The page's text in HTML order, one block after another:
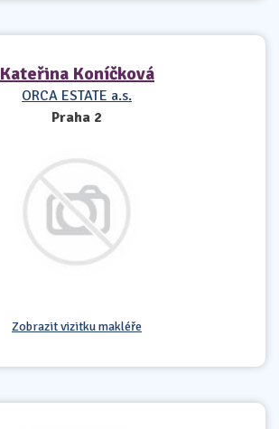
Kateřina Koníčková
ORCA ESTATE a.s.
Praha 2
Zobrazit vizitku makléře